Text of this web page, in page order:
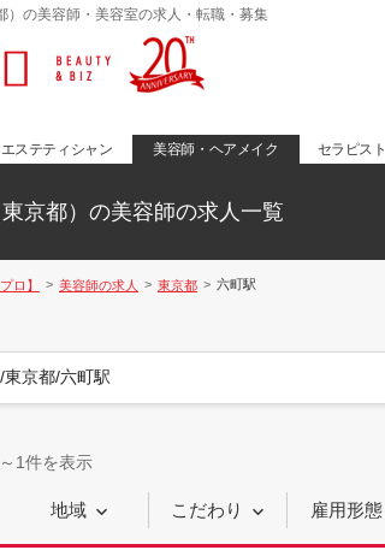
）の美容師・美容室の求人・転職・募集
エステティシャン 美容師・ヘアメイク セラピスト
京都）の美容師の求人一覧
ロ】 美容師の求人 東京都 六町駅
東京都/六町駅
1件を表示
地域 こだわり 雇用形態